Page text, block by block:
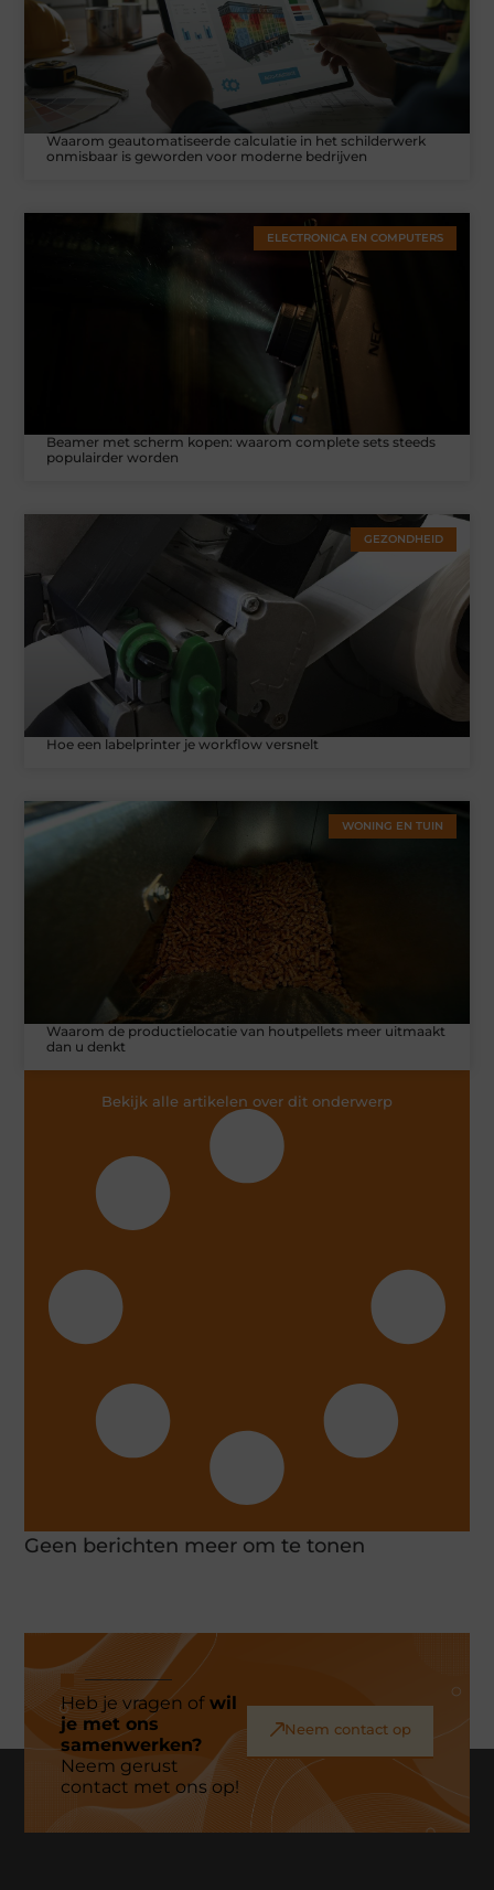
Waarom geautomatiseerde calculatie in het schilderwerk
onmisbaar is geworden voor moderne bedrijven
ELECTRONICA EN COMPUTERS
Beamer met scherm kopen: waarom complete sets steeds
populairder worden
GEZONDHEID
Hoe een labelprinter je workflow versnelt
WONING EN TUIN
Waarom de productielocatie van houtpellets meer uitmaakt
dan u denkt
Bekijk alle artikelen over dit onderwerp
Geen berichten meer om te tonen
Heb je vragen ofwil
je met ons
samenwerken?
Neem gerust
contact met ons op!
Neem contact op